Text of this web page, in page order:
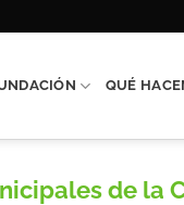
QUÉ
de la